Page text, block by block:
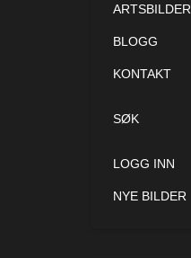
ARTSBILDER
BLOGG
KONTAKT
SØK
LOGG INN
NYE BILDER